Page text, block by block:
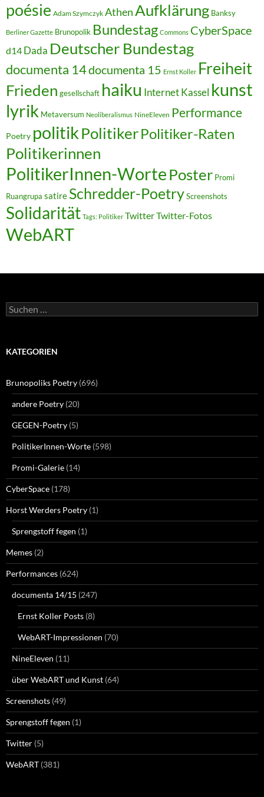
poésie Adam Szymczyk AthenAufklärung Banksy
Berliner Gazette Brunopolik Bundestag Commons CyberSpace
d14 Dada Deutscher Bundestag
documenta 14documenta 15 Ernst Koller Freiheit
Frieden gesellschaft haiku InternetKassel kunst
lyrik Metaversum Neoliberalismus NineEleven Performance
Poetry politikPolitikerPolitiker-Raten
Politikerinnen
PolitikerInnen-Worte Poster Promi
Ruangrupa satire Schredder-PoetryScreenshots
Solidarität Tags: Politiker TwitterTwitter-Fotos
WebART
Suchen
nach:
KATEGORIEN
Brunopoliks Poetry (696)
andere Poetry (20)
GEGEN-Poetry (5)
PolitikerInnen-Worte (598)
Promi-Galerie (14)
CyberSpace (178)
Horst Werders Poetry (1)
Sprengstoff fegen (1)
Memes (2)
Performances (624)
documenta 14/15 (247)
Ernst Koller Posts (8)
WebART-Impressionen (70)
NineEleven (11)
über WebART und Kunst (64)
Screenshots (49)
Sprengstoff fegen (1)
Twitter (5)
WebART (381)